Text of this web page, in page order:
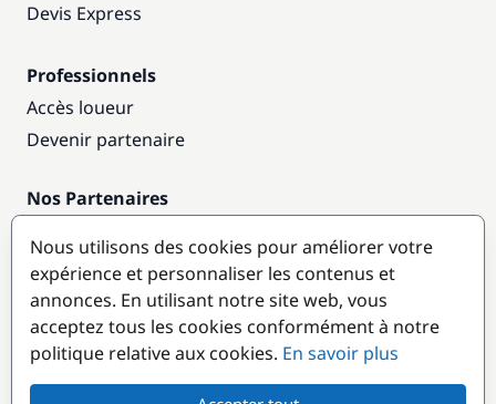
Devis Express
Professionnels
Accès loueur
Devenir partenaire
Nos Partenaires
Destinations populaires
Nous utilisons des cookies pour améliorer votre
expérience et personnaliser les contenus et
annonces. En utilisant notre site web, vous
acceptez tous les cookies conformément à notre
politique relative aux cookies. En savoir plus